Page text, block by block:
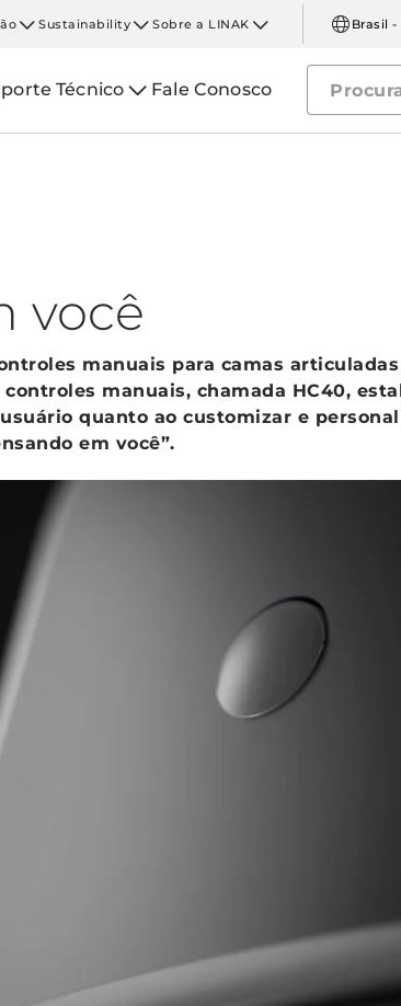
Sustainability Sobre a LINAK Brasil
Técnico Fale Conosco
você
manuais para camas articuladas
manuais, chamada HC40,
quanto ao customizar e
em você”.